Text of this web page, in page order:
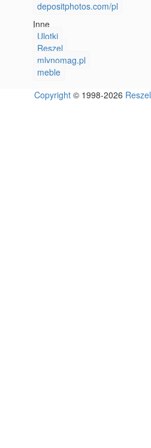
depositphotos.com/pl
Inne
Ulotki
Reszel
mlynomag.pl
meble
Copyright© 1998-2026 Reszel